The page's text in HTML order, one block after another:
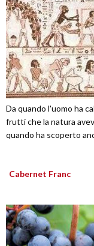
Da quando l'uomo ha
frutti che la natura
quando ha scoperto
Cabernet Franc